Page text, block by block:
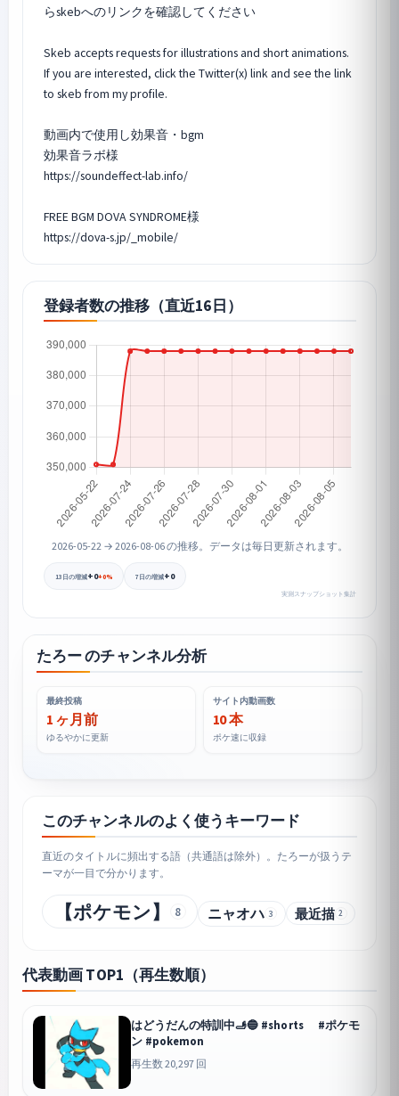
らskebへのリンクを確認してください
Skeb accepts requests for illustrations and short animations.
If you are interested, click the Twitter(x) link and see the link
to skeb from my profile.
動画内で使用し効果音・bgm
効果音ラボ様
https://soundeffect-lab.info/
FREE BGM DOVA SYNDROME様
https://dova-s.jp/_mobile/
登録者数の推移（直近16日）
2026-05-22 → 2026-08-06 の推移。データは毎日更新されます。
13日の増減+0+0% 7日の増減+0
実測スナップショット集計
たろー のチャンネル分析
最終投稿
1 ヶ月前
ゆるやかに更新
サイト内動画数
10 本
ポケ速に収録
このチャンネルのよく使うキーワード
直近のタイトルに頻出する語（共通語は除外）。たろーが扱うテ
ーマが一目で分かります。
【ポケモン】 8 ニャオハ 3 最近描 2
代表動画 TOP1（再生数順）
はどうだんの特訓中🫸🔵 #shorts #ポケモ
ン #pokemon
再生数 20,297 回